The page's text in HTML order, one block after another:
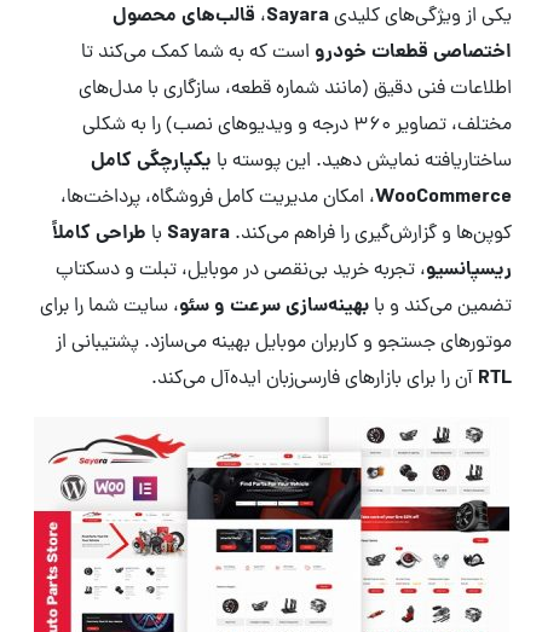
یکی از ویژگی‌های کلیدیSayara، قالب‌های محصول
اختصاصی قطعات خودرو است که به شما کمک می‌کند تا
اطلاعات فنی دقیق (مانند شماره قطعه، سازگاری با مدل‌های
مختلف، تصاویر ۳۶۰ درجه و ویدیوهای نصب) را به شکلی
ساختاریافته نمایش دهید. این پوسته با یکپارچگی کامل
WooCommerce، امکان مدیریت کامل فروشگاه، پرداخت‌ها،
کوپن‌ها و گزارش‌گیری را فراهم می‌کند. Sayara با طراحی کاملاً
ریسپانسیو، تجربه خرید بی‌نقصی در موبایل، تبلت و دسکتاپ
تضمین می‌کند و با بهینه‌سازی سرعت و سئو، سایت شما را برای
موتورهای جستجو و کاربران موبایل بهینه می‌سازد. پشتیبانی از
RTL آن را برای بازارهای فارسی‌زبان ایده‌آل می‌کند.